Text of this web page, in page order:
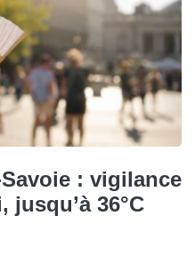
: vigilance
jusqu’à 36°C